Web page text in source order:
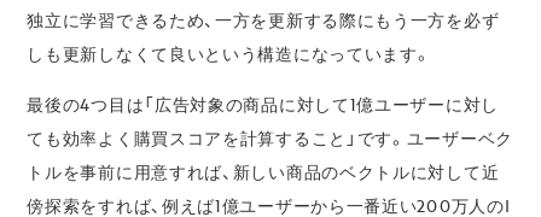
独立に学習できるため、一方を更新する際にもう一方を必ず
しも更新しなくて良いという構造になっています。
最後の4つ目は「広告対象の商品に対して1億ユーザーに対し
ても効率よく購買スコアを計算すること」です。ユーザーベク
トルを事前に用意すれば、新しい商品のベクトルに対して近
傍探索をすれば、例えば1億ユーザーから一番近い200万人のI